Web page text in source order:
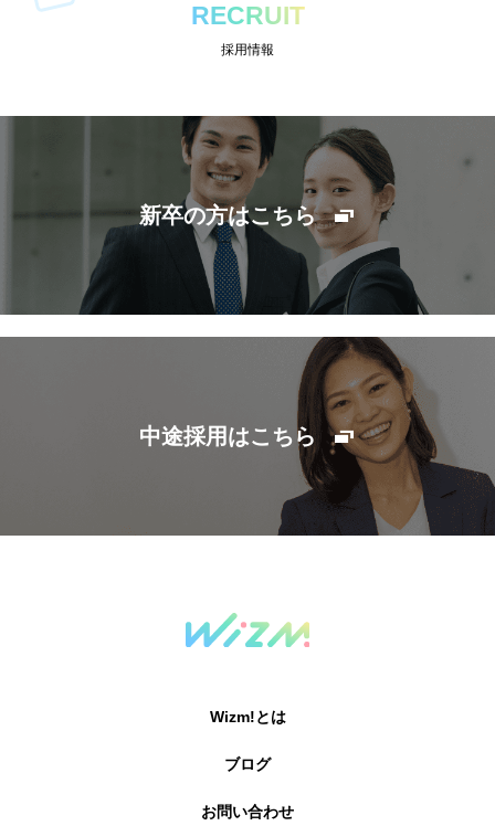
RECRUIT
採用情報
新卒の方はこちら
中途採用はこちら
Wizm!とは
ブログ
お問い合わせ